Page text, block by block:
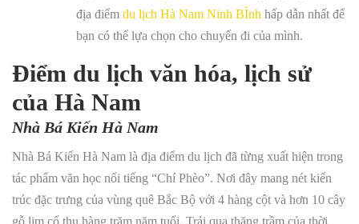
địa điểm du lịch Hà Nam Ninh BÌnh hấp dẫn nhất để
bạn có thể lựa chọn cho chuyến đi của mình.
Điểm du lịch văn hóa, lịch sử
của Hà Nam
Nhà Bá Kiến Hà Nam
Nhà Bá Kiến Hà Nam là địa điểm du lịch đã từng xuất hiện trong
tác phẩm văn học nổi tiếng “Chí Phèo”. Nơi đây mang nét kiến
trúc đặc trưng của vùng quê Bắc Bộ với 4 hàng cột và hơn 10 cây
gỗ lim cổ thụ hàng trăm năm tuổi. Trải qua thăng trầm của thời